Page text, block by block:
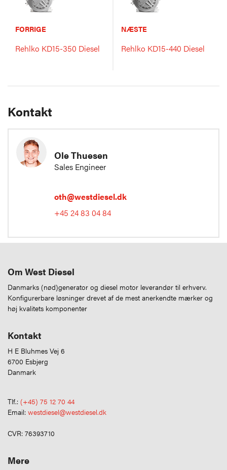
FORRIGE
Rehlko KD15-350 Diesel
NÆSTE
Rehlko KD15-440 Diesel
Kontakt
Ole Thuesen
Sales Engineer
oth@westdiesel.dk
+45 24 83 04 84
Om West Diesel
Danmarks (nød)generator og diesel motor leverandør til erhverv.
Konfigurerbare løsninger drevet af de mest anerkendte mærker og
høj kvalitets komponenter
Kontakt
H E Bluhmes Vej 6
6700 Esbjerg
Danmark
Tlf.: (+45) 75 12 70 44
Email: westdiesel@westdiesel.dk
CVR: 76393710
Mere